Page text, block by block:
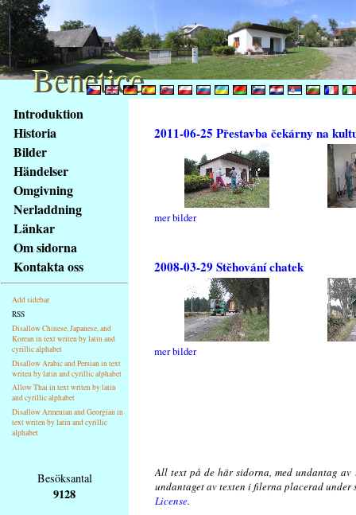
obsah
stránky
Klávesové
zkratky
tomto
webu
základní
Hlavní
strana
Introduktion
Historia
Bilder
Händelser
Omgivning
Nerladdning
Länkar
Om sidorna
Kontakta oss
Add sidebar
RSS
Disallow Chinese, Japanese, and
Korean in text writen by latin and
cyrillic alphabet
Disallow Arabic and Persian in text
writen by latin and cyrillic alphabet
Allow Thai in text writen by latin
and cyrillic alphabet
Disallow Armenian and Georgian in
text writen by latin and cyrillic
alphabet
2011-06-25 Přestavba čekárny na
mer bilder
2008-03-29 Stěhování chatek
mer bilder
Besöksantal
9128
All text på de här sidorna, med undantag av
undantaget av texten i filerna placerad
License.
Benetice
Benetice